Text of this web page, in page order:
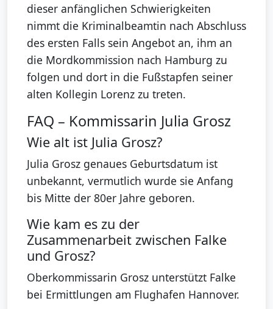
dieser anfänglichen Schwierigkeiten
nimmt die Kriminalbeamtin nach Abschluss
des ersten Falls sein Angebot an, ihm an
die Mordkommission nach Hamburg zu
folgen und dort in die Fußstapfen seiner
alten Kollegin Lorenz zu treten.
FAQ – Kommissarin Julia Grosz
Wie alt ist Julia Grosz?
Julia Grosz genaues Geburtsdatum ist
unbekannt, vermutlich wurde sie Anfang
bis Mitte der 80er Jahre geboren.
Wie kam es zu der
Zusammenarbeit zwischen Falke
und Grosz?
Oberkommissarin Grosz unterstützt Falke
bei Ermittlungen am Flughafen Hannover.